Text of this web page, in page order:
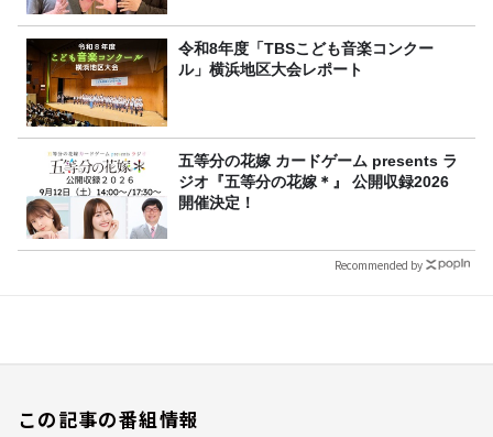
令和8年度「TBSこども音楽コンクー
ル」横浜地区大会レポート
五等分の花嫁 カードゲーム presents ラ
ジオ『五等分の花嫁＊』 公開収録2026
開催決定！
Recommended by
この記事の番組情報